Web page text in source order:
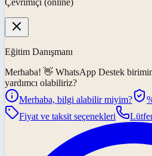
Eğitim Danışmanı
Merhaba! 👋 WhatsApp Destek
yardımcı olabiliriz?
Merhaba, bilgi alabilir miyim?
Fiyat ve taksit seçenekleri